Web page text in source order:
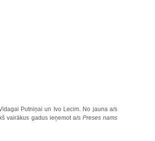
Putniņai un Ivo Lecim. No jauna a/s
vairākus gadus ieņemot a/sPreses nams